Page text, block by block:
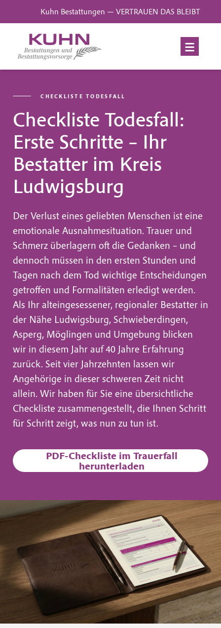
Kuhn Bestattungen — VERTRAUEN DAS BLEIBT
CHECKLISTE TODESFALL
Checkliste Todesfall:
Erste Schritte – Ihr
Bestatter im Kreis
Ludwigsburg
Der Verlust eines geliebten Menschen ist eine
emotionale Ausnahmesituation. Trauer und
Schmerz überlagern oft die Gedanken – und
dennoch müssen in den ersten Stunden und
Tagen nach dem Tod wichtige Entscheidungen
getroffen und Formalitäten erledigt werden.
Als Ihr alteingesessener, regionaler Bestatter in
der Nähe Ludwigsburg, Schwieberdingen,
Asperg, Möglingen und Umgebung blicken
wir in diesem Jahr auf 40 Jahre Erfahrung
zurück. Seit vier Jahrzehnten lassen wir
Angehörige in dieser schweren Zeit nicht
allein. Wir haben für Sie eine übersichtliche
Checkliste zusammengestellt, die Ihnen Schritt
für Schritt zeigt, was nun zu tun ist.
PDF-Checkliste im Trauerfall
herunterladen